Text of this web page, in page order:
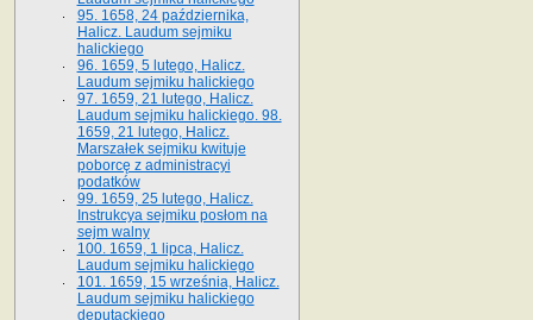
95. 1658, 24 października,
Halicz. Laudum sejmiku
halickiego
96. 1659, 5 lutego, Halicz.
Laudum sejmiku halickiego
97. 1659, 21 lutego, Halicz.
Laudum sejmiku halickiego. 98.
1659, 21 lutego, Halicz.
Marszałek sejmiku kwituje
poborcę z administracyi
podatków
99. 1659, 25 lutego, Halicz.
Instrukcya sejmiku posłom na
sejm walny
100. 1659, 1 lipca, Halicz.
Laudum sejmiku halickiego
101. 1659, 15 września, Halicz.
Laudum sejmiku halickiego
deputackiego